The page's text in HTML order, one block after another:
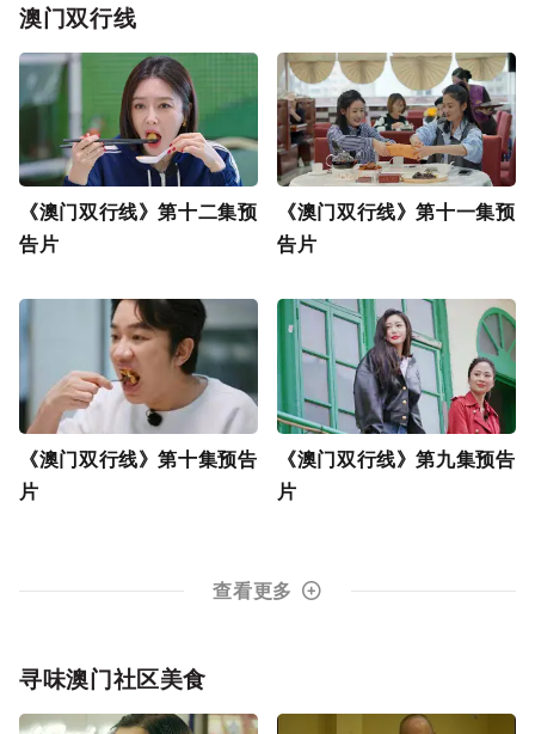
澳门双行线
《澳门双行线》第十二集预
告片
《澳门双行线》第十一集预
告片
《澳门双行线》第十集预告
片
《澳门双行线》第九集预告
片
查看更多
寻味澳门社区美食